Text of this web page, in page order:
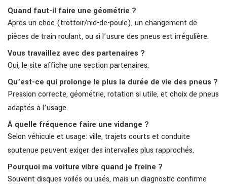
Quand faut-il faire une géométrie ?
Après un choc (trottoir/nid-de-poule), un changement de
pièces de train roulant, ou si l’usure des pneus est irrégulière.
Vous travaillez avec des partenaires ?
Oui, le site affiche une section partenaires.
Qu’est-ce qui prolonge le plus la durée de vie des pneus ?
Pression correcte, géométrie, rotation si utile, et choix de pneus
adaptés à l’usage.
À quelle fréquence faire une vidange ?
Selon véhicule et usage: ville, trajets courts et conduite
soutenue peuvent exiger des intervalles plus rapprochés.
Pourquoi ma voiture vibre quand je freine ?
Souvent disques voilés ou usés, mais un diagnostic confirme